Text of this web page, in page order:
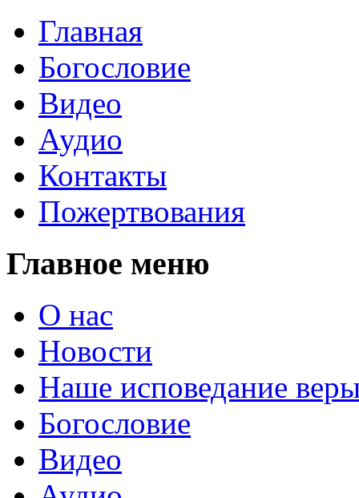
Главная
Богословие
Видео
Аудио
Контакты
Пожертвования
Главное меню
О нас
Новости
Наше исповедание
Богословие
Видео